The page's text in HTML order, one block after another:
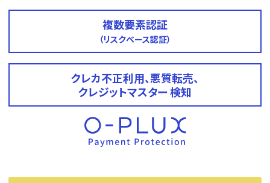
複数要素認証
（リスクベース認証）
クレカ不正利用、悪質転売、
クレジットマスター 検知